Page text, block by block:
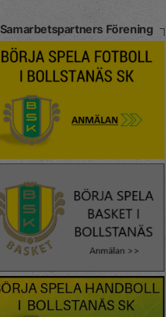
Samarbetspartners Förening